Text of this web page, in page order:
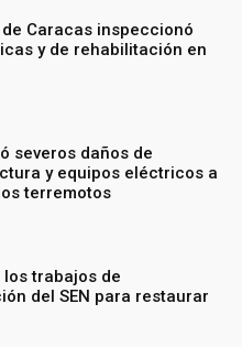
Caracas inspeccionó
y de rehabilitación en
severos daños de
y equipos eléctricos a
terremotos
los trabajos de
del SEN para restaurar